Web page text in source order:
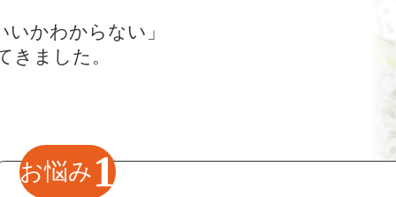
かわからない」
きました。
お悩み 1